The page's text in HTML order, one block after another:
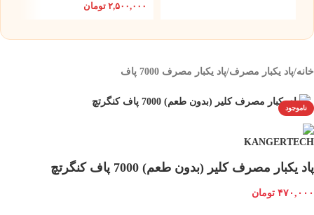
۲,۵۰۰,۰۰۰ تومان
خانه/پاد یکبار مصرف/پاد یکبار مصرف 7000 پاف
ناموجود
پاد یکبار مصرف کلیر (بدون طعم) 7000 پاف کنگرتچ
۴۷۰,۰۰۰ تومان